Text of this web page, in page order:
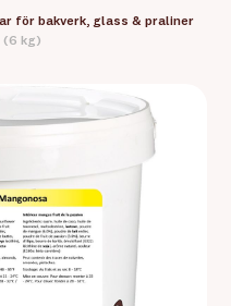
för bakverk, glass & praliner
(6 kg)